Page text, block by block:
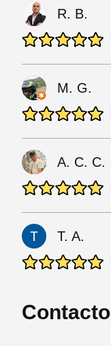
R. B.
M. G.
A. C. C.
T. A.
Contacto